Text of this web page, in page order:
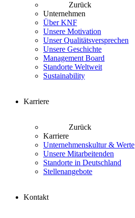
Zurück
Unternehmen
Über KNF
Unsere Motivation
Unser Qualitätsversprechen
Unsere Geschichte
Management Board
Standorte Weltweit
Sustainability
Karriere
Zurück
Karriere
Unternehmenskultur & Werte
Unsere Mitarbeitenden
Standorte in Deutschland
Stellenangebote
Kontakt